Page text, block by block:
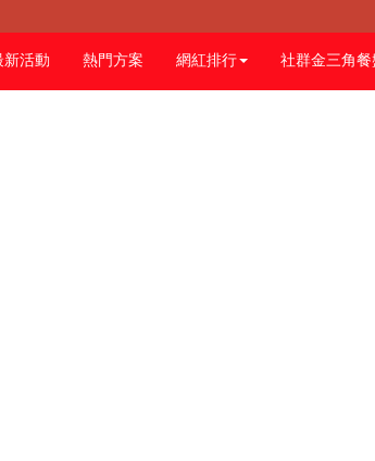
新活動 熱門方案 網紅排行 社群金三角